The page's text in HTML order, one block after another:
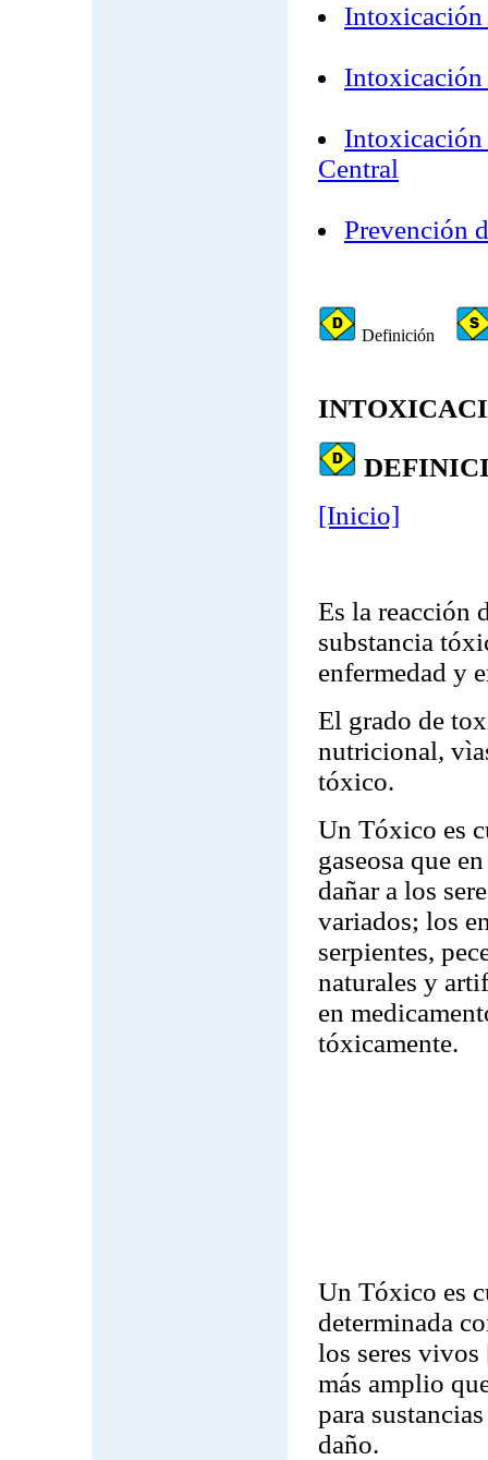
Intoxicación
Intoxicación
Central
Prevención
Definición
[Inicio]
Es la reacción
substancia
enfermedad y
El grado de
nutricional,
tóxico.
Un Tóxico es
gaseosa que
dañar a los
variados; los
serpientes,
naturales y
en
tóxicamente.
Un Tóxico es
determinada
los seres vivos
más amplio
para
daño.